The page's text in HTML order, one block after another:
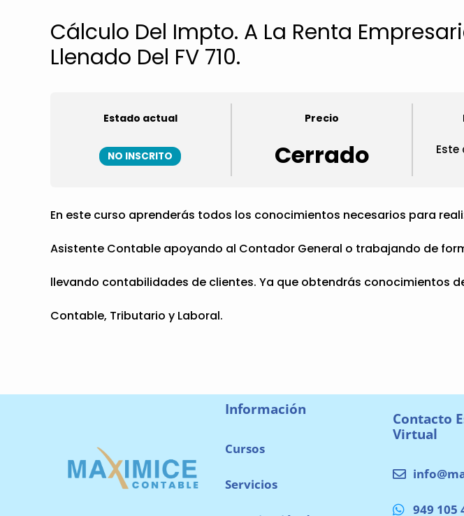
Cálculo Del Impto. A La Renta
Llenado Del FV 710.
Estado actual
NO INSCRITO
Precio
Cerrado
En este curso aprenderás todos los conocimientos necesarios para
Asistente Contable apoyando al Contador General o trabajando de
llevando contabilidades de clientes. Ya que obtendrás conocimientos
Contable, Tributario y Laboral.
Información
Cursos
Servicios
Contacto
Virtual
949 105